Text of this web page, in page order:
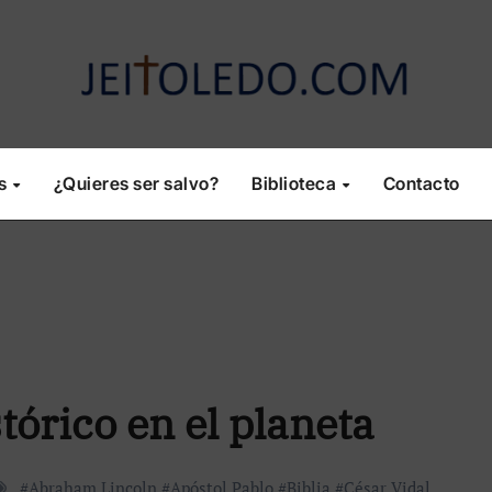
¿Quieres ser salvo? Biblioteca Contacto
en el planeta
#Abraham Lincoln #Apóstol Pablo #Biblia #César Vidal